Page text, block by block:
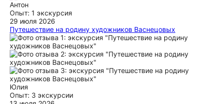
Антон
Опыт: 1 экскурсия
29 июля 2026
Путешествие на родину художников Васнецовых
Совершили прекрасное путешествие вместе с Евгением на
родину художников Васнецовых в село Рябово. Время
пролетело незаметно за рассказами Евгения о родной
вятской земле. Все было отлично и, главное, безопасно, что
особенно для нас было важно, путешествуя с детьми.
ещё
Юлия
Опыт: 3 экскурсии